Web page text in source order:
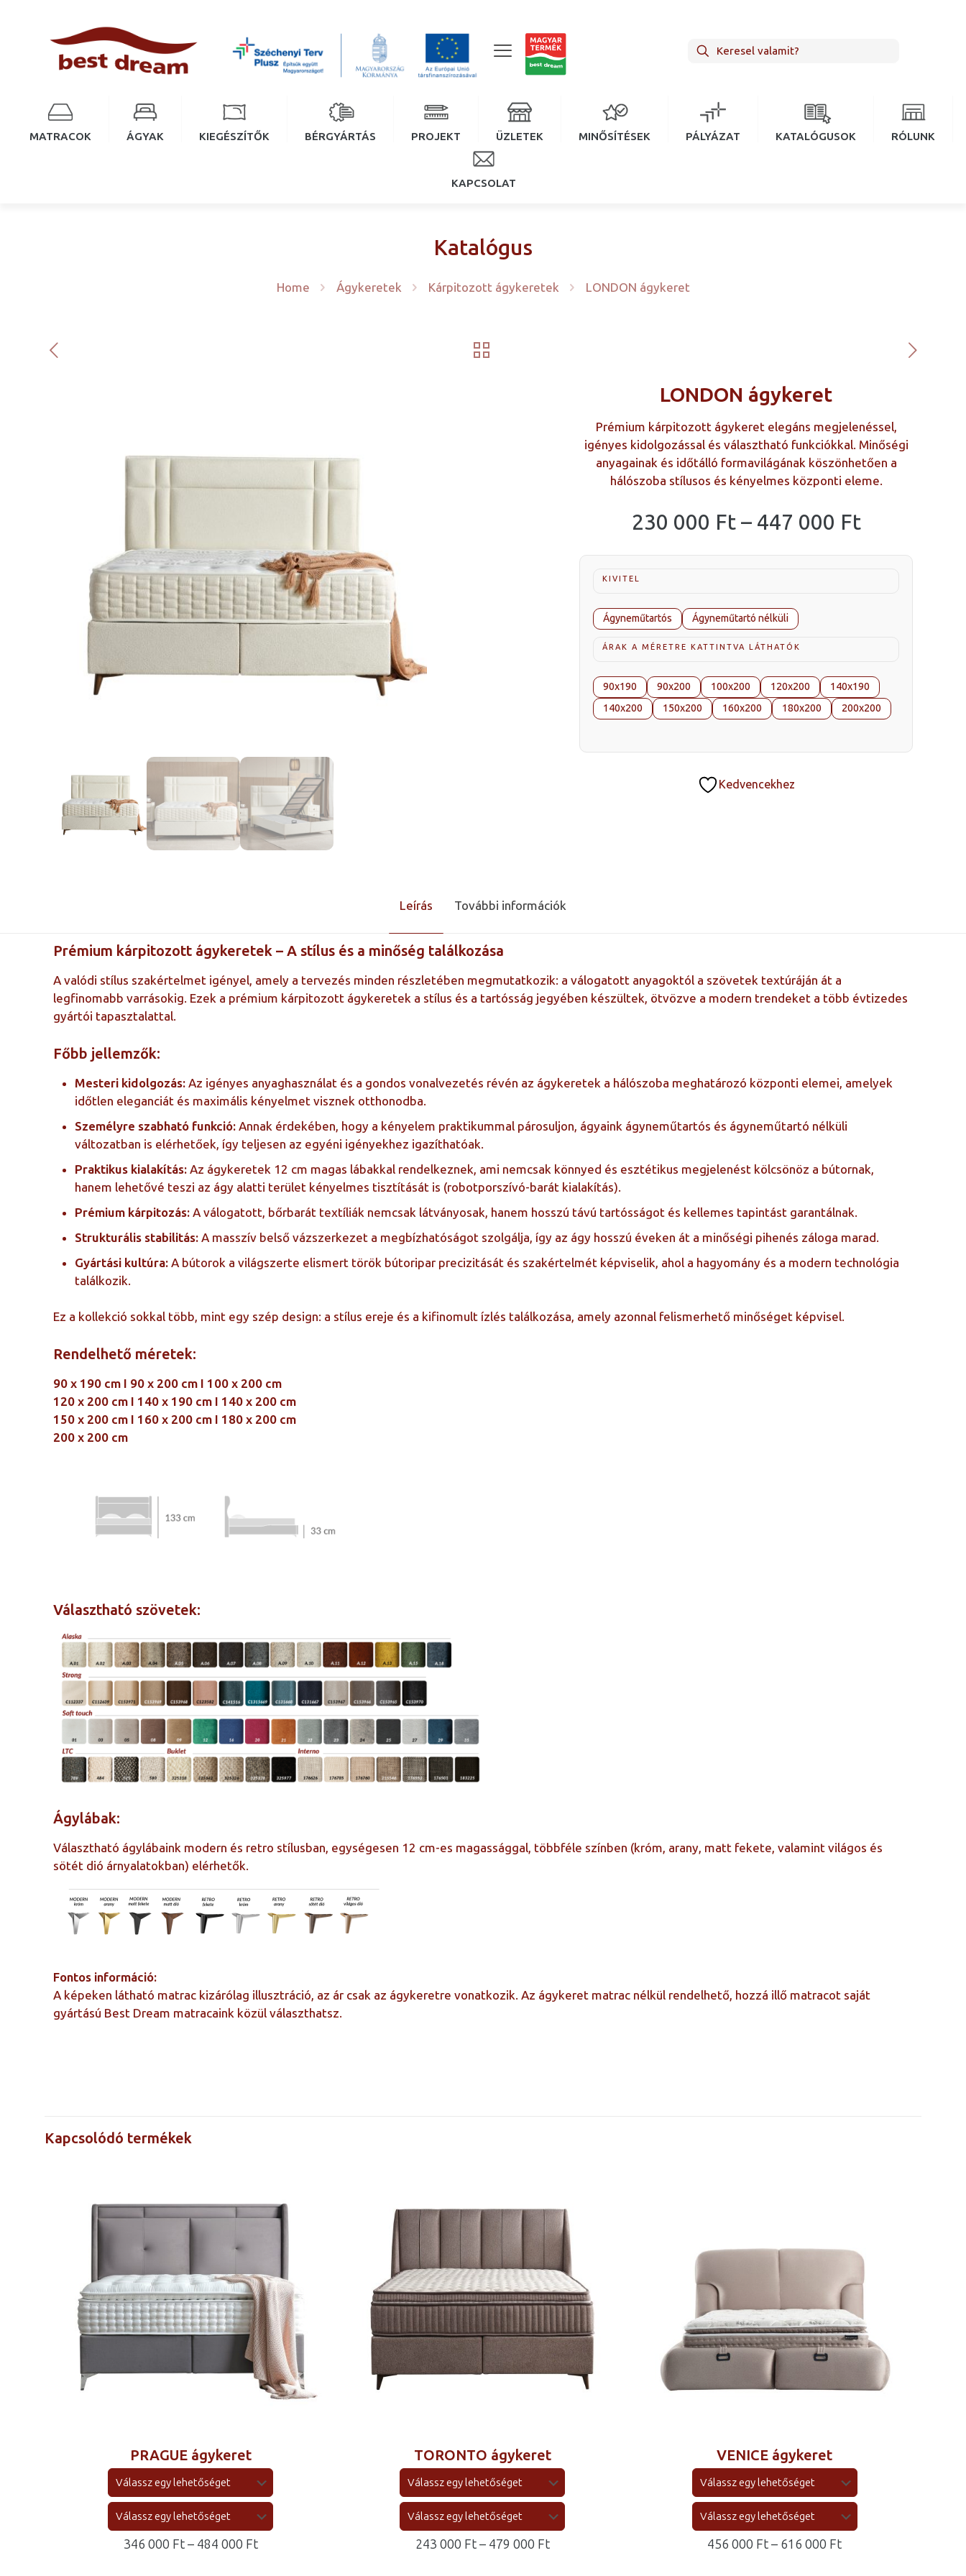
MATRACOK ÁGYAK KIEGÉSZÍTŐK BÉRGYÁRTÁS PROJEKT ÜZLETEK MINŐSÍTÉSEK PÁLYÁZAT KATALÓGUSOK RÓLUNK
KAPCSOLAT
Katalógus
Home Ágykeretek Kárpitozott ágykeretek LONDON ágykeret
LONDON ágykeret
Prémium kárpitozott ágykeret elegáns megjelenéssel,
igényes kidolgozással és választható funkciókkal. Minőségi
anyagainak és időtálló formavilágának köszönhetően a
hálószoba stílusos és kényelmes központi eleme.
230 000 Ft – 447 000 Ft
000 Ft
KIVITEL
Ágyneműtartós Ágyneműtartó nélküli
ÁRAK A MÉRETRE KATTINTVA LÁTHATÓK
90x190 90x200 100x200 120x200
140x190
140x200
150x200 160x200 180x200 200x200
Kedvencekhez
Leírás További információk
Prémium kárpitozott ágykeretek – A stílus és a minőség találkozása
A valódi stílus szakértelmet igényel, amely a tervezés minden részletében megmutatkozik: a válogatott anyagoktól a szövetek textúráján át a
legfinomabb varrásokig. Ezek a prémium kárpitozott ágykeretek a stílus és a tartósság jegyében készültek, ötvözve a modern trendeket a több évtizedes
gyártói tapasztalattal.
Főbb jellemzők:
Mesteri kidolgozás: Az igényes anyaghasználat és a gondos vonalvezetés révén az ágykeretek a hálószoba meghatározó központi elemei, amelyek
időtlen eleganciát és maximális kényelmet visznek otthonodba.
Személyre szabható funkció: Annak érdekében, hogy a kényelem praktikummal párosuljon, ágyaink ágyneműtartós és ágyneműtartó nélküli
változatban is elérhetőek, így teljesen az egyéni igényekhez igazíthatóak.
Praktikus kialakítás: Az ágykeretek 12 cm magas lábakkal rendelkeznek, ami nemcsak könnyed és esztétikus megjelenést kölcsönöz a bútornak,
hanem lehetővé teszi az ágy alatti terület kényelmes tisztítását is (robotporszívó-barát kialakítás).
Prémium kárpitozás: A válogatott, bőrbarát textíliák nemcsak látványosak, hanem hosszú távú tartósságot és kellemes tapintást garantálnak.
Strukturális stabilitás: A masszív belső vázszerkezet a megbízhatóságot szolgálja, így az ágy hosszú éveken át a minőségi pihenés záloga marad.
Gyártási kultúra: A bútorok a világszerte elismert török bútoripar precizitását és szakértelmét képviselik, ahol a hagyomány és a modern technológia
találkozik.
Ez a kollekció sokkal több, mint egy szép design: a stílus ereje és a kifinomult ízlés találkozása, amely azonnal felismerhető minőséget képvisel.
Rendelhető méretek:
90 x 190 cm I 90 x 200 cm I 100 x 200 cm
120 x 200 cm I 140 x 190 cm I 140 x 200 cm
150 x 200 cm I 160 x 200 cm I 180 x 200 cm
200 x 200 cm
Választható szövetek:
Ágylábak:
Választható ágylábaink modern és retro stílusban, egységesen 12 cm-es magassággal, többféle színben (króm, arany, matt fekete, valamint világos és
sötét dió árnyalatokban) elérhetők.
Fontos információ:
A képeken látható matrac kizárólag illusztráció, az ár csak az ágykeretre vonatkozik. Az ágykeret matrac nélkül rendelhető, hozzá illő matracot saját
gyártású Best Dream matracaink közül választhatsz.
Kapcsolódó termékek
PRAGUE ágykeret
346 000 Ft– 484 000 FtÁrtartomány:
TORONTO ágykeret
243 000 Ft– 479 000 FtÁrtartomány:
VENICE ágykeret
456 000 Ft– 616 000 FtÁrtartomány: